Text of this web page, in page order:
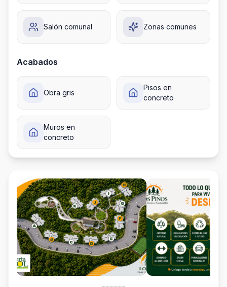
Salón comunal Zonas comunes
Acabados
Obra gris
Pisos en
concreto
Muros en
concreto